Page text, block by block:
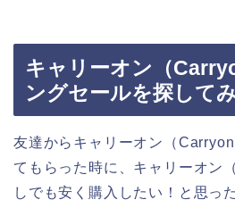
キャリーオン（
ングセールを探して
友達からキャリーオン（
てもらった時に、キャリーオン
しでも安く購入したい！と思っ